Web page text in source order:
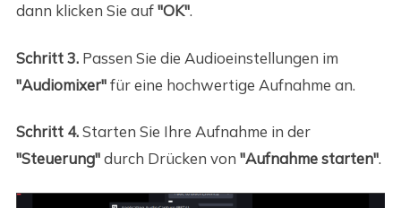
dann klicken Sie auf"OK".
Schritt 3. Passen Sie die Audioeinstellungen im
"Audiomixer"für eine hochwertige Aufnahme an.
Schritt 4.Starten Sie Ihre Aufnahme in der
"Steuerung"durch Drücken von "Aufnahme starten".